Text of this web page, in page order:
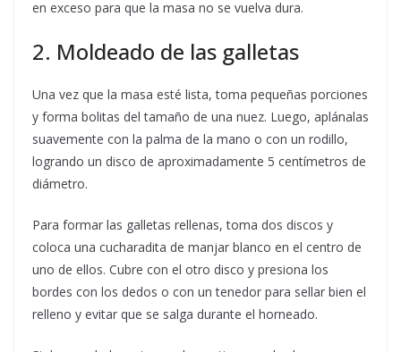
en exceso para que la masa no se vuelva dura.
2. Moldeado de las galletas
Una vez que la masa esté lista, toma pequeñas porciones
y forma bolitas del tamaño de una nuez. Luego, aplánalas
suavemente con la palma de la mano o con un rodillo,
logrando un disco de aproximadamente 5 centímetros de
diámetro.
Para formar las galletas rellenas, toma dos discos y
coloca una cucharadita de manjar blanco en el centro de
uno de ellos. Cubre con el otro disco y presiona los
bordes con los dedos o con un tenedor para sellar bien el
relleno y evitar que se salga durante el horneado.